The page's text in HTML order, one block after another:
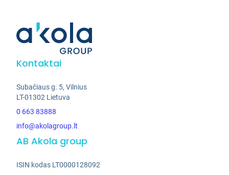
Kontaktai
Subačiaus g. 5, Vilnius
LT-01302 Lietuva
0 663 83888
info@akolagroup.lt
AB Akola group
ISIN kodas LT0000128092